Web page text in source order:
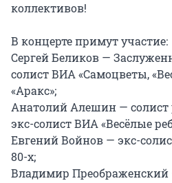
коллективов!
В концерте примут участие:
Сергей Беликов —
солист ВИА «Самоцветы,
«Аракс»;
Анатолий Алешин — солист
экс-солист ВИА «Весёлые
Евгений Войнов — экс-
80-х;
Владимир Преображенский